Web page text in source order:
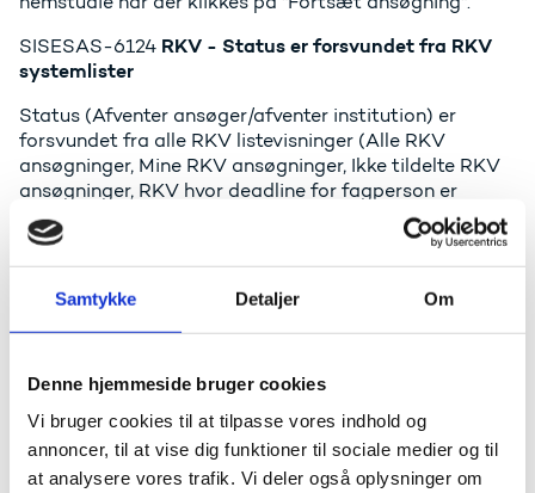
Samtykke Detaljer Om
Denne hjemmeside bruger cookies
Vi bruger cookies til at tilpasse vores indhold og
annoncer, til at vise dig funktioner til sociale medier og til
at analysere vores trafik. Vi deler også oplysninger om
SISESAS-6124 RKV - Status er forsvundet fra RKV
systemlister
Status (Afventer ansøger/afventer institution) er
forsvundet fra alle RKV listevisninger (Alle RKV
ansøgninger, Mine RKV ansøgninger, Ikke tildelte RKV
ansøgninger, RKV hvor deadline for fagperson er
overskredet). Fejlen er opstået efter seneste deploy.
Fejlen er KRITISK da vi ikke kan styre vores sager på
institutioner når status mangler. Her skal vi ind og
åbne alle sager manuelt for at se, hvem der skal gøre
noget i sagen.
indberetningslinjer ved RKV'er. NC undersøger dette.
SISESAS-5915RKV - det er ikke muligt at afgøre en